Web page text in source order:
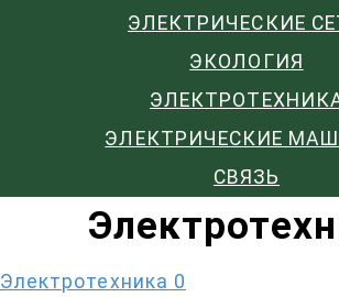
ЭЛЕКТРИЧЕСКИЕ
ЭКОЛОГИЯ
ЭЛЕКТРИЧЕСКИЕ
СВЯЗЬ
Электротехника 0